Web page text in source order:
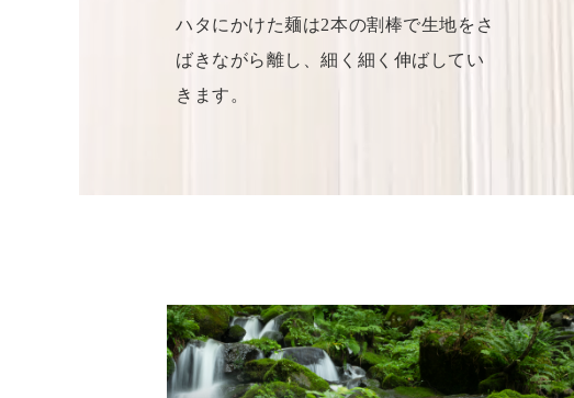
ハタにかけた麺は2本の割棒で生地をさ
ばきながら離し、細く細く伸ばしてい
きます。